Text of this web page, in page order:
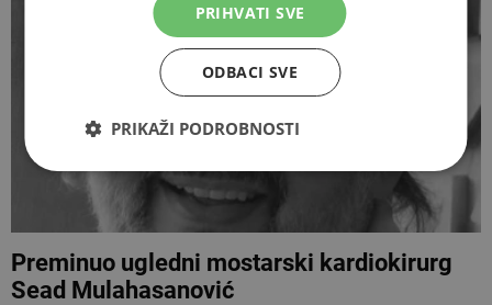
Preminuo ugledni mostarski kardiokirurg
Sead Mulahasanović
PRIHVATI SVE
ODBACI SVE
PRIKAŽI PODROBNOSTI